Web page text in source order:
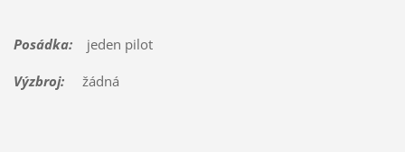
Posádka:jeden pilot
Výzbroj:žádná